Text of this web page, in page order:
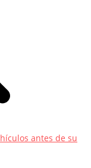
antes de su